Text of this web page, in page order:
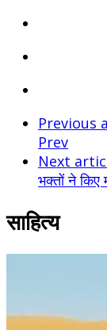
Previous
Prev
Next
भक्तों ने किए
साहित्य